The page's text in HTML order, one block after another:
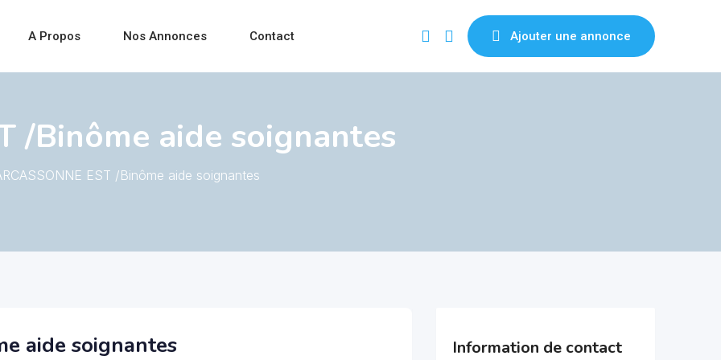
A Propos Nos Annonces Contact Ajouter une annonce
/Binôme aide soignantes
EST /Binôme aide soignantes
aide soignantes Information de contact